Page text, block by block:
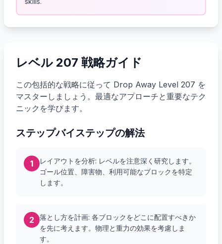
レベル 207 戦略ガイド
この包括的な戦略に従って Drop Away Level 207 を
マスターしましょう。最適なアプローチと重要なテク
ニックを学びます。
ステップバイステップの解法
1
レイアウトを分析: レベルを注意深く研究します。
ゴール位置、障害物、利用可能なブロックを特定
します。
2
落とし方を計画: 各ブロックをどこに配置すべきか
を先に考えます。物理と重力の効果を考慮しま
す。